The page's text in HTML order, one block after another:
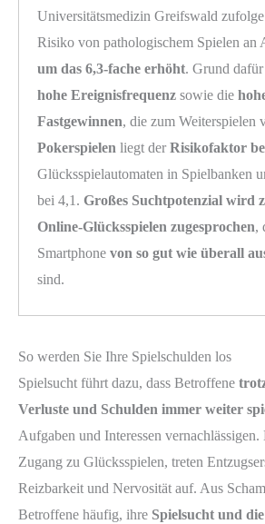
Universitätsmedizin Greifswald zufolge
Risiko von pathologischem Spielen an
um das 6,3-fache erhöht. Grund
hohe Ereignisfrequenz sowie die
Fastgewinnen, die zum Weiterspielen
Pokerspielen liegt der Risikofaktor
Glücksspielautomaten in Spielbanken
bei 4,1. Großes Suchtpotenzial wird
Online-Glücksspielen zugesprochen,
Smartphone von so gut wie überall
sind.
So werden Sie Ihre Spielschulden los
Spielsucht führt dazu, dass Betroffene
Verluste und Schulden immer weiter
Aufgaben und Interessen vernachlässigen.
Zugang zu Glücksspielen, treten
Reizbarkeit und Nervosität auf. Aus
Betroffene häufig, ihre Spielsucht und